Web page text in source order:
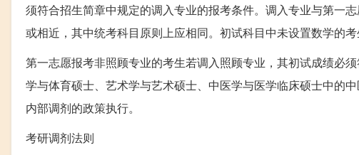
须符合招生简章中规定的调入专业的报考条件。调入专业与第一
或相近，其中统考科目原则上应相同。初试科目中未设置数学的
第一志愿报考非照顾专业的考生若调入照顾专业，其初试成绩必
学与体育硕士、艺术学与艺术硕士、中医学与医学临床硕士中的
内部调剂的政策执行。
考研调剂法则